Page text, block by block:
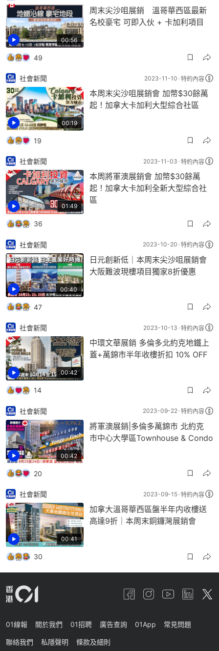
00:56
周末尖沙咀展銷 溫哥華西區最新
名校豪宅 可即入伙 + 卡加利項目
49
00:19
社會新聞 2023-11-10 特約內容
本周末尖沙咀展銷會 加幣$30餘萬
起！加拿大卡加利大型綜合社區
19
01:49
社會新聞 2023-11-03 特約內容
本周將軍澳展銷會 加幣$30餘萬
起！加拿大卡加利全新大型綜合社
區
36
00:40
社會新聞 2023-10-20 特約內容
日元創新低｜本周末尖沙咀展銷會
大阪難波現樓項目獨家8折優惠
47
00:42
社會新聞 2023-10-13 特約內容
中環文華展銷 多倫多北約克地鐵上
蓋+萬錦市半年收樓折扣 10% OFF
14
00:42
社會新聞 2023-09-22 特約內容
將軍澳展銷|多倫多萬錦市 北約克
市中心大學區Townhouse & Condo
20
00:41
社會新聞 2023-09-15 特約內容
加拿大溫哥華西區盤半年内收樓送
高達9折｜本周末銅鑼灣展銷會
30
01線報 關於我們 01招聘 廣告查詢 01App 常見問題
聯絡我們 私隱聲明 條款及細則